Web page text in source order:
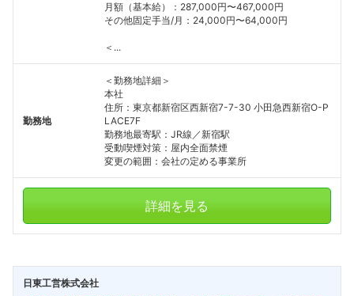
月額（基本給）：287,000円〜467,000円
その他固定手当/月：24,000円〜64,000円
＜...
勤務地
＜勤務地詳細＞
本社
住所：東京都新宿区西新宿7-7-30 小田急西新宿O-P
LACE7F
勤務地最寄駅：JR線／新宿駅
受動喫煙対策：屋内全面禁煙
変更の範囲：会社の定める事業所
詳細を見る
日東工営株式会社